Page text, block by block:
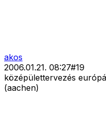
akos
2006.01.21. 08:27#19
középülettervezés
(aachen)